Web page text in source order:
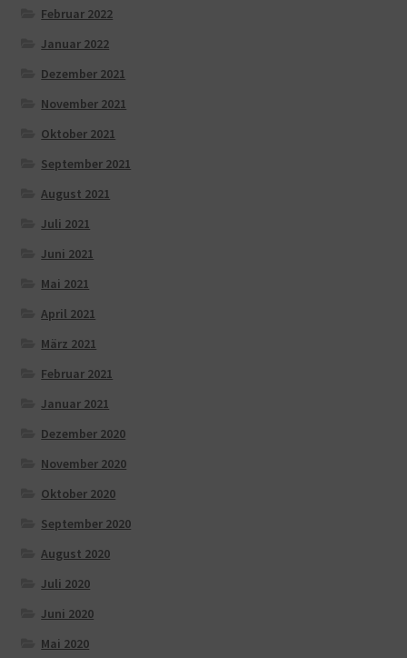
Februar 2022
Januar 2022
Dezember 2021
November 2021
Oktober 2021
September 2021
August 2021
Juli 2021
Juni 2021
Mai 2021
April 2021
März 2021
Februar 2021
Januar 2021
Dezember 2020
November 2020
Oktober 2020
September 2020
August 2020
Juli 2020
Juni 2020
Mai 2020